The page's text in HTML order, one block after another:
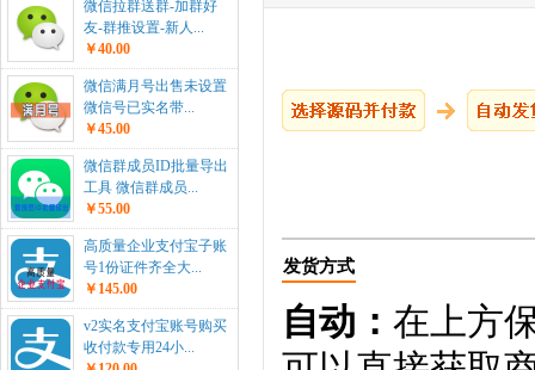
微信拉群送群-加群好
友-群推设置-新人...
￥40.00
微信满月号出售未设置
微信号已实名带...
￥45.00
微信群成员ID批量导出
工具 微信群成员...
￥55.00
高质量企业支付宝子账
号1份证件齐全大...
￥145.00
v2实名支付宝账号购买
收付款专用24小...
发货方式
自动： 在上方